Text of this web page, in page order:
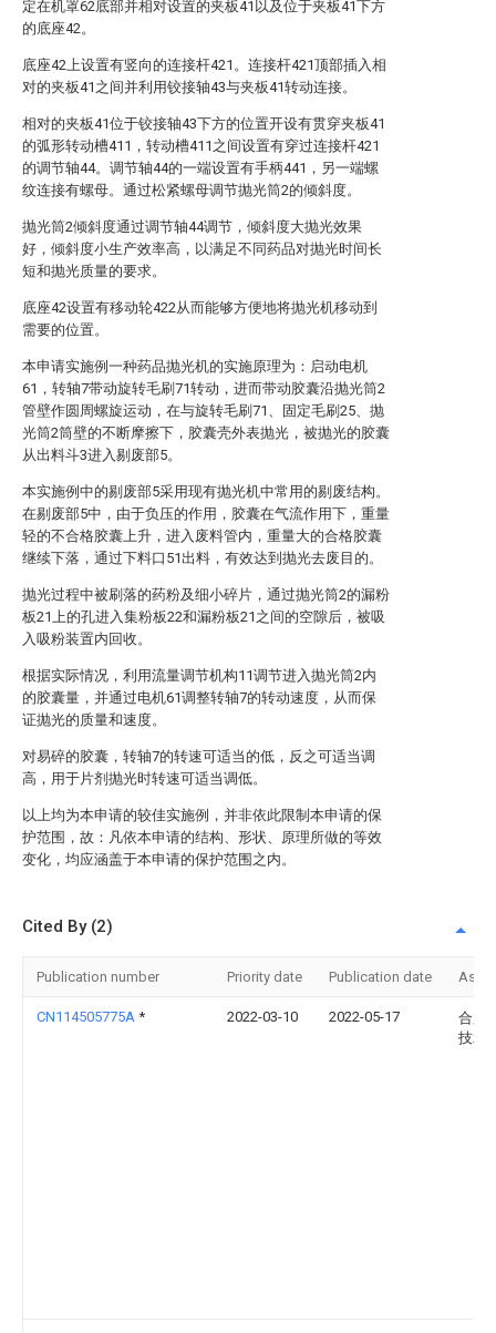
定在机罩62底部并相对设置的夹板41以及位于夹板41下方
的底座42。
底座42上设置有竖向的连接杆421。连接杆421顶部插入相
对的夹板41之间并利用铰接轴43与夹板41转动连接。
相对的夹板41位于铰接轴43下方的位置开设有贯穿夹板41
的弧形转动槽411，转动槽411之间设置有穿过连接杆421
的调节轴44。调节轴44的一端设置有手柄441，另一端螺
纹连接有螺母。通过松紧螺母调节抛光筒2的倾斜度。
抛光筒2倾斜度通过调节轴44调节，倾斜度大抛光效果
好，倾斜度小生产效率高，以满足不同药品对抛光时间长
短和抛光质量的要求。
底座42设置有移动轮422从而能够方便地将抛光机移动到
需要的位置。
本申请实施例一种药品抛光机的实施原理为：启动电机
61，转轴7带动旋转毛刷71转动，进而带动胶囊沿抛光筒2
管壁作圆周螺旋运动，在与旋转毛刷71、固定毛刷25、抛
光筒2筒壁的不断摩擦下，胶囊壳外表抛光，被抛光的胶囊
从出料斗3进入剔废部5。
本实施例中的剔废部5采用现有抛光机中常用的剔废结构。
在剔废部5中，由于负压的作用，胶囊在气流作用下，重量
轻的不合格胶囊上升，进入废料管内，重量大的合格胶囊
继续下落，通过下料口51出料，有效达到抛光去废目的。
抛光过程中被刷落的药粉及细小碎片，通过抛光筒2的漏粉
板21上的孔进入集粉板22和漏粉板21之间的空隙后，被吸
入吸粉装置内回收。
根据实际情况，利用流量调节机构11调节进入抛光筒2内
的胶囊量，并通过电机61调整转轴7的转动速度，从而保
证抛光的质量和速度。
对易碎的胶囊，转轴7的转速可适当的低，反之可适当调
高，用于片剂抛光时转速可适当调低。
以上均为本申请的较佳实施例，并非依此限制本申请的保
护范围，故：凡依本申请的结构、形状、原理所做的等效
变化，均应涵盖于本申请的保护范围之内。
Cited By (2)
Publication number Priority date Publication date
CN114505775A * 2022-03-10 2022-05-17
合肥
技术